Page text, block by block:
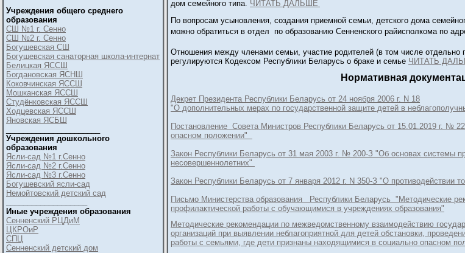
Учреждения общего среднего
образования
СШ №1 г. Сенно
СШ №2 г. Сенно
Богушевская СШ
Богушевская санаторная школа-интернат
Белицкая ЯССШ
Богдановская ЯСНШ
Коковчинская ЯССШ
Мошканская ЯССШ
Студёнковская ЯССШ
Ходцевская ЯССШ
Яновская ЯСБШ
Учреждения дошкольного
образования
Ясли-сад №1 г.Сенно
Ясли-сад №2 г.Сенно
Ясли-сад №3 г.Сенно
Богушевский ясли-сад
Немойтовский детский сад
Иные учреждения образования
Сенненский РЦДиМ
ЦКРОиР
СПЦ
Сенненский детский дом
дом семейного типа. ЧИТАТЬ ДАЛЬШЕ
По вопросам усыновления, создания приемной семьи, детского дома
можно обратиться в отдел по образованию Сенненского райисполкома по
Отношения между членами семьи, участие родителей (в том числе
регулируются Кодексом Республики Беларусь о браке и семье ЧИТАТЬ
Нормативная
Декрет Президента Республики Беларусь от 24 ноября 2006 г. N 18
"О дополнительных мерах по государственной защите детей в
Постановление Совета Министров Республики Беларусь от 15.01.2019 г. №
опасном положении"
Закон Республики Беларусь от 31 мая 2003 г. № 200-З "Об основах системы
несовершеннолетних"
Закон Республики Беларусь от 7 января 2012 г. N 350-З "О противодействии
Письмо Министерства образования Республики Беларусь "Методические
профилактической работы с обучающимися в учреждениях образования"
Методические рекомендации по межведомственному взаимодействию
организаций при выявлении неблагоприятной для детей обстановки,
работы с семьями, где дети признаны находящимися в социально опасном